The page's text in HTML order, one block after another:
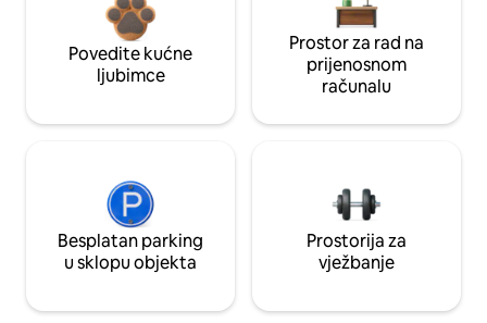
Povedite kućne
ljubimce
Prostor za rad na
prijenosnom
računalu
Besplatan parking
u sklopu objekta
Prostorija za
vježbanje